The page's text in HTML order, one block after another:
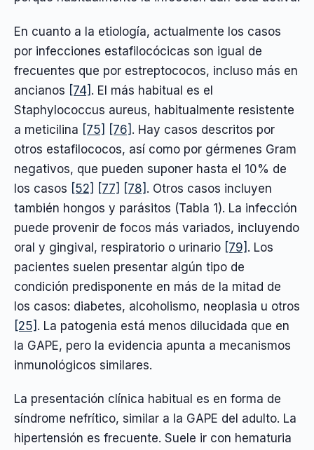
En cuanto a la etiología, actualmente los casos
por infecciones estafilocócicas son igual de
frecuentes que por estreptococos, incluso más en
ancianos [74] . El más habitual es el
Staphylococcus aureus, habitualmente resistente
a meticilina [75] [76] . Hay casos descritos por
otros estafilococos, así como por gérmenes Gram
negativos, que pueden suponer hasta el 10% de
los casos [52] [77] [78] . Otros casos incluyen
también hongos y parásitos (Tabla 1). La infección
puede provenir de focos más variados, incluyendo
oral y gingival, respiratorio o urinario [79] . Los
pacientes suelen presentar algún tipo de
condición predisponente en más de la mitad de
los casos: diabetes, alcoholismo, neoplasia u otros
[25] . La patogenia está menos dilucidada que en
la GAPE, pero la evidencia apunta a mecanismos
inmunológicos similares.
La presentación clínica habitual es en forma de
síndrome nefrítico, similar a la GAPE del adulto. La
hipertensión es frecuente. Suele ir con hematuria